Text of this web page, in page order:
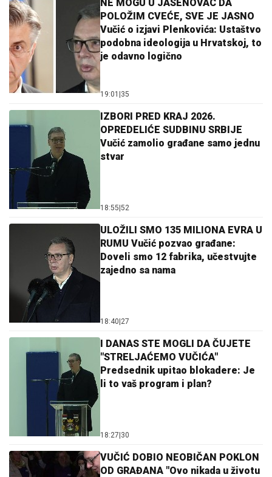
NE MOGU U JASENOVAC DA
POLOŽIM CVEĆE, SVE JE JASNO
Vučić o izjavi Plenkovića: Ustaštvo
podobna ideologija u Hrvatskoj, to
je odavno logično
19:01 35
IZBORI PRED KRAJ 2026.
OPREDELIĆE SUDBINU SRBIJE
Vučić zamolio građane samo jednu
stvar
18:55 52
ULOŽILI SMO 135 MILIONA EVRA U
RUMU Vučić pozvao građane:
Doveli smo 12 fabrika, učestvujte
zajedno sa nama
18:40 27
I DANAS STE MOGLI DA ČUJETE
"STRELJAĆEMO VUČIĆA"
Predsednik upitao blokadere: Je
li to vaš program i plan?
18:27 30
VUČIĆ DOBIO NEOBIČAN POKLON
OD GRAĐANA "Ovo nikada u životu